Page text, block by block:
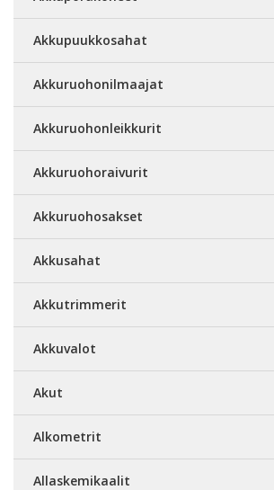
Akkupuukkosahat
Akkuruohonilmaajat
Akkuruohonleikkurit
Akkuruohoraivurit
Akkuruohosakset
Akkusahat
Akkutrimmerit
Akkuvalot
Akut
Alkometrit
Allaskemikaalit